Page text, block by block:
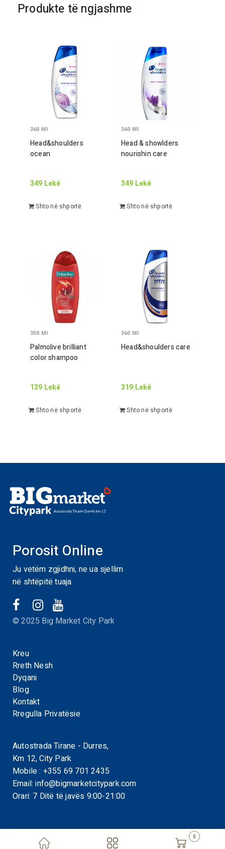
0
Produkte të ngjashme
Head&shoulders
ocean
360 Ml
349 Lekë
Shto në shportë
Head & showlders
nourishin care
360 Ml
349 Lekë
Shto në shportë
Palmolive brilliant
color shampoo
350 Ml
139 Lekë
Shto në shportë
Head&shoulders care
360 Ml
319 Lekë
Shto në shportë
Porosit Online
Ju vetëm zgjidhni, ne ua sjellim
në shtëpitë tuaja.
© 2025 Big Market City Park
Kreu
Rreth Nesh
Dyqani
Blog
Kontakt
Rregulla Privatësie
Autostrada Tirane - Durres,
Km 12, City Park
Mobile : +355 69 701 2435
Email:info@bigmarketcitypark.com
Orari: 7 Ditë të javës 9:00-21:00